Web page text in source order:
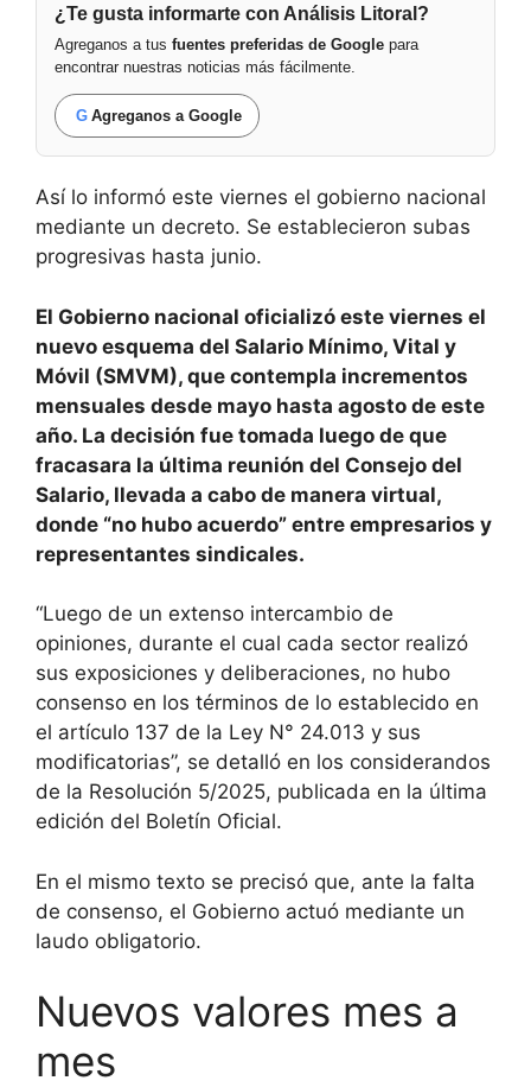
¿Te gusta informarte con Análisis Litoral?
Agreganos a tus fuentes preferidas de Google para
encontrar nuestras noticias más fácilmente.
G Agreganos a Google
Así lo informó este viernes el gobierno nacional
mediante un decreto. Se establecieron subas
progresivas hasta junio.
El Gobierno nacional oficializó este viernes el
nuevo esquema del Salario Mínimo, Vital y
Móvil (SMVM), que contempla incrementos
mensuales desde mayo hasta agosto de este
año. La decisión fue tomada luego de que
fracasara la última reunión del Consejo del
Salario, llevada a cabo de manera virtual,
donde “no hubo acuerdo” entre empresarios y
representantes sindicales.
“Luego de un extenso intercambio de
opiniones, durante el cual cada sector realizó
sus exposiciones y deliberaciones, no hubo
consenso en los términos de lo establecido en
el artículo 137 de la Ley N° 24.013 y sus
modificatorias”, se detalló en los considerandos
de la Resolución 5/2025, publicada en la última
edición del Boletín Oficial.
En el mismo texto se precisó que, ante la falta
de consenso, el Gobierno actuó mediante un
laudo obligatorio.
Nuevos valores mes a
mes